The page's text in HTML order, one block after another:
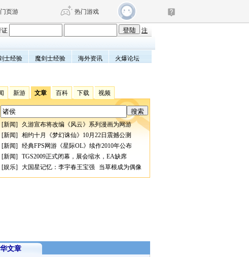
页游 热门游戏
魔兽 DNF 传奇4
天堂 剑网3旗舰版 新天龙八部
王权与自由 诛仙世界 仙剑世界
证
注
士经验 魔剑士经验 海外资讯 火爆论坛
新游 文章 百科 下载 视频
[新闻] 久游宣布将改编《风云》系列漫画为网游
[新闻] 相约十月《梦幻诛仙》10月22日震撼公测
[新闻] 经典FPS网游《星际OL》续作2010年公布
[新闻] TGS2009正式闭幕，展会缩水，EA缺席
[娱乐] 大国星记忆：李宇春王宝强 当草根成为偶像
文章